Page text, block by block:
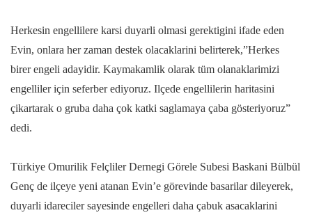
Herkesin engellilere karsi duyarli olmasi gerektigini ifade eden
Evin, onlara her zaman destek olacaklarini belirterek,”Herkes
birer engeli adayidir. Kaymakamlik olarak tüm olanaklarimizi
engelliler için seferber ediyoruz. Ilçede engellilerin haritasini
çikartarak o gruba daha çok katki saglamaya çaba gösteriyoruz”
dedi.
Türkiye Omurilik Felçliler Dernegi Görele Subesi Baskani Bülbül
Genç de ilçeye yeni atanan Evin’e görevinde basarilar dileyerek,
duyarli idareciler sayesinde engelleri daha çabuk asacaklarini